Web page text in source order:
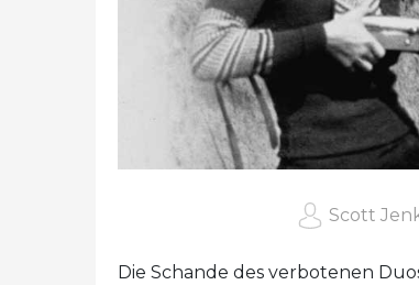
Scott
Die Schande des verbotenen